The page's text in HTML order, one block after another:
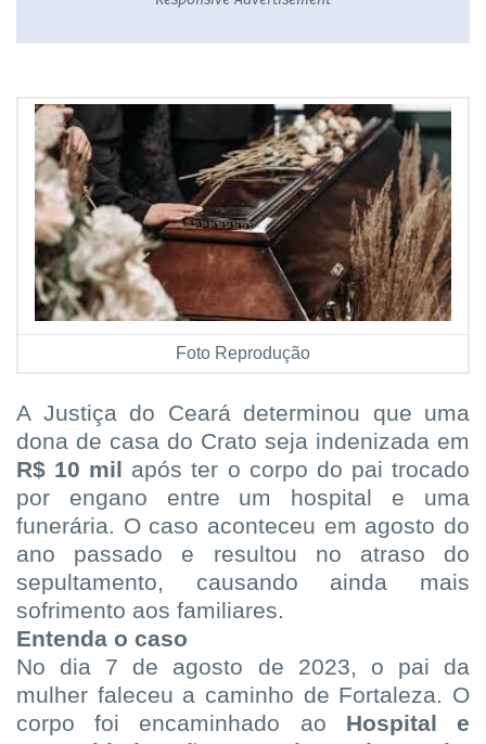
Foto Reprodução
A Justiça do Ceará determinou que uma
dona de casa do Crato seja indenizada em
R$ 10 mil após ter o corpo do pai trocado
por engano entre um hospital e uma
funerária. O caso aconteceu em agosto do
ano passado e resultou no atraso do
sepultamento, causando ainda mais
sofrimento aos familiares.
Entenda o caso
No dia 7 de agosto de 2023, o pai da
mulher faleceu a caminho de Fortaleza. O
corpo foi encaminhado ao Hospital e